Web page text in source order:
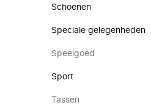
Schoenen
Speciale gelegenheden
Speelgoed
Sport
Tassen